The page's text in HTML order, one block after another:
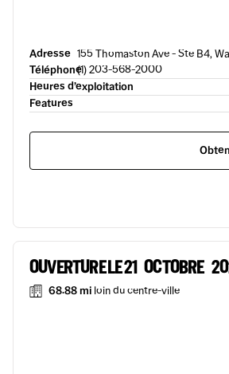
Adresse 155 Thomaston Ave - Ste B4,
Téléphone(1) 203-568-2000
Heures d’exploitation
Features
OUVERTURE LE 21 OCTOBRE
68.88 mi loin du centre-ville